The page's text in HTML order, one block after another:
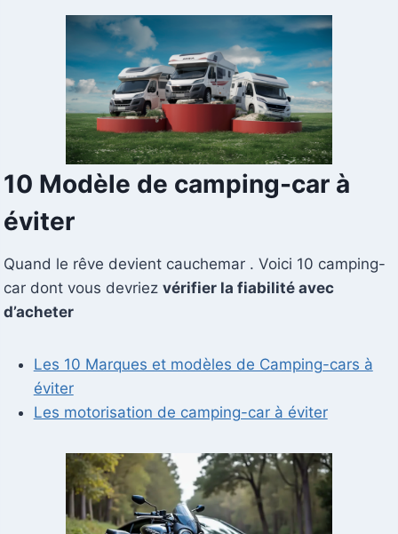
10 Modèle de camping-car à
éviter
Quand le rêve devient cauchemar . Voici 10 camping-
car dont vous devriez vérifier la fiabilité avec
d’acheter
Les 10 Marques et modèles de Camping-cars à
éviter
Les motorisation de camping-car à éviter